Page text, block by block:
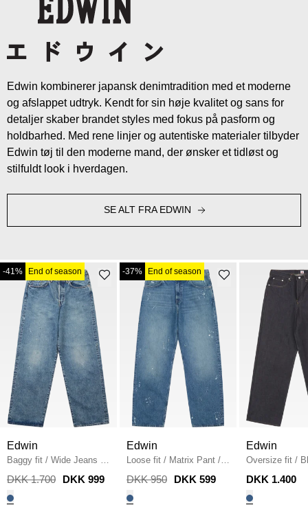
Edwin kombinerer japansk denimtradition med et moderne
og afslappet udtryk. Kendt for sin høje kvalitet og sans for
detaljer skaber brandet styles med fokus på pasform og
holdbarhed. Med rene linjer og autentiske materialer tilbyder
Edwin tøj til den moderne mand, der ønsker et tidløst og
stilfuldt look i hverdagen.
SE ALT FRA EDWIN
-41% End of season
Edwin
Baggy fit / Wide Jeans
MID USED WASH
DKK 1.700 DKK 999
-37% End of season
Edwin
Loose fit / Matrix Pant /
BLUE WALLER WASH
DKK 950 DKK 599
Edwin
Oversize fit /
unwashed
DKK 1.400